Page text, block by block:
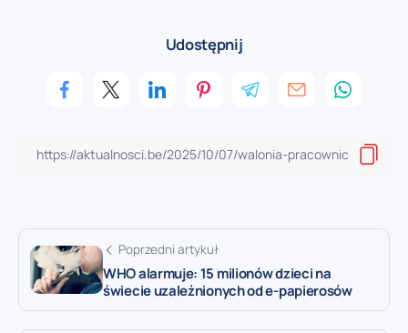
Udostępnij
Poprzedni artykuł
WHO alarmuje: 15 milionów dzieci na
świecie uzależnionych od e-papierosów